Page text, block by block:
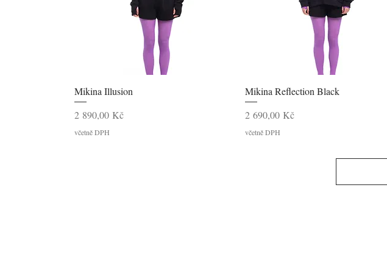
Rychlý náhled
Mikina Illusion
Cena
2 890,00 Kč
včetně DPH
Rychlý náhled
Mikina Reflection Black
Cena
2 690,00 Kč
včetně DPH